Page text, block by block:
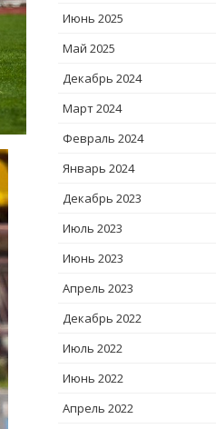
Июнь 2025
Май 2025
Декабрь 2024
Март 2024
Февраль 2024
Январь 2024
Декабрь 2023
Июль 2023
Июнь 2023
Апрель 2023
Декабрь 2022
Июль 2022
Июнь 2022
Апрель 2022